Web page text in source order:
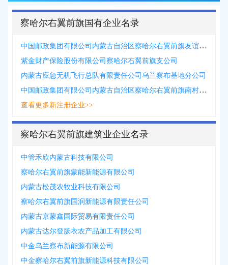
察哈尔右翼前旗国有企业名录
中国邮政集团有限公司内蒙古自治区察哈尔右翼前旗友谊大道综合服务中心
紫金财产保险股份有限公司察哈尔右翼前旗支公司
内蒙古应急无机飞行总队有限责任公司乌兰察布基地分公司
中国邮政集团有限公司内蒙古自治区察哈尔右翼前旗南村邮政所
查看更多新注册企业>>
察哈尔右翼前旗建筑业企业名录
中管禾欣内蒙古科技有限公司
察哈尔右翼前旗蒙能新能源有限公司
内蒙古松茂农牧业科技有限公司
察哈尔右翼前旗国润新能源有限责任公司
内蒙古京蒙鑫国际贸易有限责任公司
内蒙古达尔登肠衣农产品加工有限公司
中金乌兰察布新能源有限公司
中金察哈尔右翼前旗新能源科技有限公司